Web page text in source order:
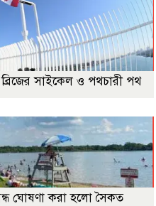
সাইকেল ও পথচারী পথ
ঘোষণা করা হলো সৈকত